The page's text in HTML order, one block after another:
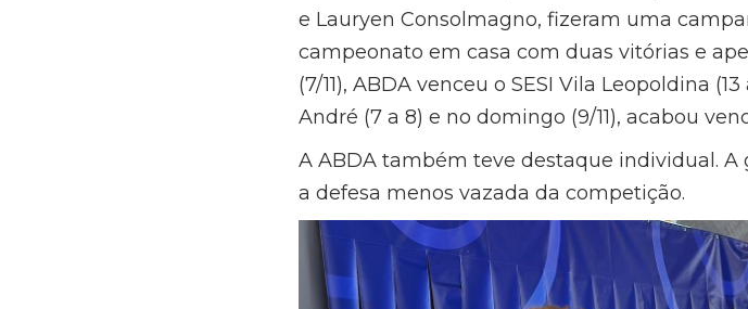
e Lauryen Consolmagno, fizeram uma
campeonato em casa com duas vitórias e
(7/11), ABDA venceu o SESI Vila Leopoldina
André (7 a 8) e no domingo (9/11), acabou
A ABDA também teve destaque individual.
a defesa menos vazada da competição.